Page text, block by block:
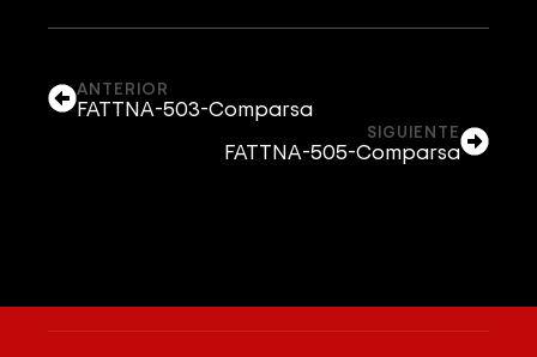
ANTERIOR
FATTNA-503-Comparsa
SIGUIENTE
FATTNA-505-Comparsa